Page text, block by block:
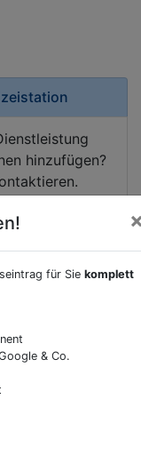
hinzufügen?
die
für Sie komplett
& Co.